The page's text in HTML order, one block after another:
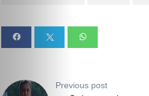
Previous post